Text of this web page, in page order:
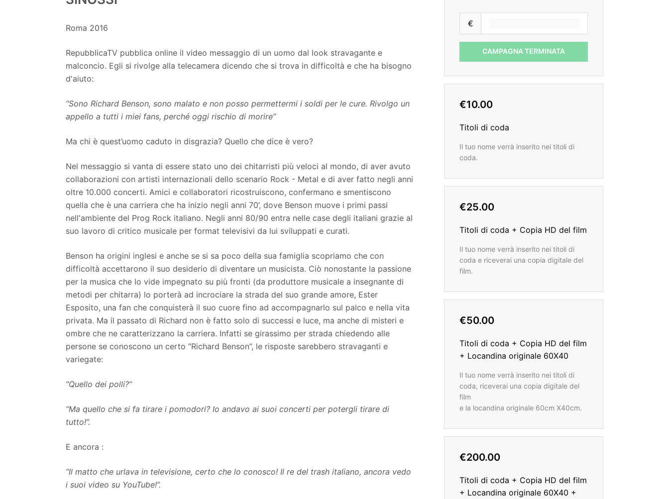
Roma 2016
RepubblicaTV pubblica online il video messaggio di un uomo dal look stravagante e
malconcio. Egli si rivolge alla telecamera dicendo che si trova in difficoltà e che ha bisogno
d'aiuto:
“Sono Richard Benson, sono malato e non posso permettermi i soldi per le cure. Rivolgo un
appello a tutti i miei fans, perché oggi rischio di morire”
Ma chi è quest’uomo caduto in disgrazia? Quello che dice è vero?
Nel messaggio si vanta di essere stato uno dei chitarristi più veloci al mondo, di aver avuto
collaborazioni con artisti internazionali dello scenario Rock - Metal e di aver fatto negli anni
oltre 10.000 concerti. Amici e collaboratori ricostruiscono, confermano e smentiscono
quella che è una carriera che ha inizio negli anni 70’, dove Benson muove i primi passi
nell'ambiente del Prog Rock italiano. Negli anni 80/90 entra nelle case degli italiani grazie al
suo lavoro di critico musicale per format televisivi da lui sviluppati e curati.
Benson ha origini inglesi e anche se si sa poco della sua famiglia scopriamo che con
difficoltà accettarono il suo desiderio di diventare un musicista. Ciò nonostante la passione
per la musica che lo vide impegnato su più fronti (da produttore musicale a insegnante di
metodi per chitarra) lo porterà ad incrociare la strada del suo grande amore, Ester
Esposito, una fan che conquisterà il suo cuore fino ad accompagnarlo sul palco e nella vita
privata. Ma il passato di Richard non è fatto solo di successi e luce, ma anche di misteri e
ombre che ne caratterizzano la carriera. Infatti se girassimo per strada chiedendo alle
persone se conoscono un certo “Richard Benson”, le risposte sarebbero stravaganti e
variegate:
“Quello dei polli?”
“Ma quello che si fa tirare i pomodori? Io andavo ai suoi concerti per potergli tirare di
tutto!”.
E ancora :
“Il matto che urlava in televisione, certo che lo conosco! Il re del trash italiano, ancora vedo
i suoi video su YouTube!”.
€
CAMPAGNA TERMINATA
€10.00
Titoli di coda
Il tuo nome verrà inserito nei titoli di
coda.
€25.00
Titoli di coda + Copia HD del film
Il tuo nome verrà inserito nei titoli di
coda e riceverai una copia digitale del
film.
€50.00
Titoli di coda + Copia HD del film
+ Locandina originale 60X40
Il tuo nome verrà inserito nei titoli di
coda, riceverai una copia digitale del
film
e la locandina originale 60cm X40cm.
€200.00
Titoli di coda + Copia HD del film
+ Locandina originale 60X40 +